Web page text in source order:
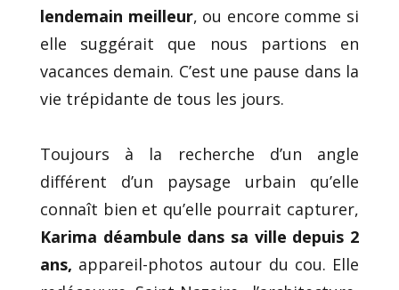
lendemain meilleur, ou encore comme si
elle suggérait que nous partions en
vacances demain. C’est une pause dans la
vie trépidante de tous les jours.
Toujours à la recherche d’un angle
différent d’un paysage urbain qu’elle
connaît bien et qu’elle pourrait capturer,
Karima déambule dans sa ville depuis 2
ans, appareil-photos autour du cou. Elle